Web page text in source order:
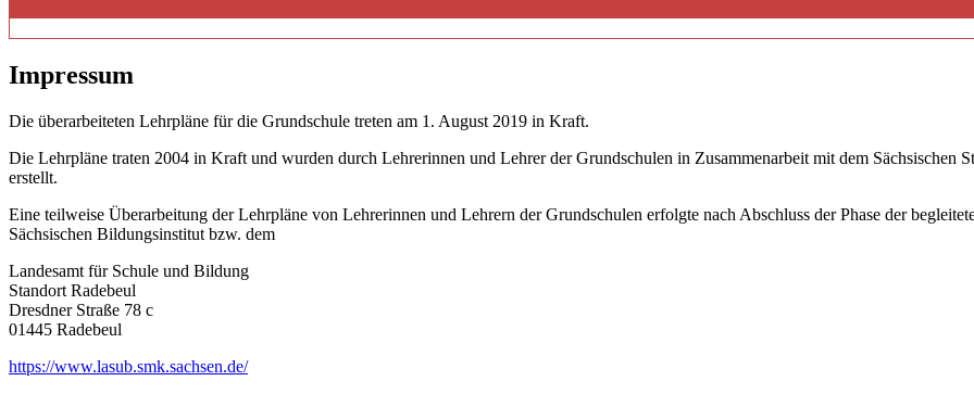
Impressum
Die überarbeiteten Lehrpläne für die Grundschule treten am 1. August 2019 in Kraft.
Die Lehrpläne traten 2004 in Kraft und wurden durch Lehrerinnen und Lehrer der Grundschulen in Zusammenarbeit mit dem
erstellt.
Eine teilweise Überarbeitung der Lehrpläne von Lehrerinnen und Lehrern der Grundschulen erfolgte nach Abschluss der Phase der
Sächsischen Bildungsinstitut bzw. dem
Landesamt für Schule und Bildung
Standort Radebeul
Dresdner Straße 78 c
01445 Radebeul
https://www.lasub.smk.sachsen.de/